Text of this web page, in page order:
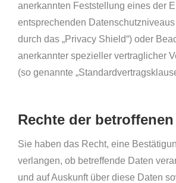
anerkannten Feststellung eines der
entsprechenden
durch das „Privacy Shield“) oder
anerkannter spezieller vertraglicher
(so genannte
Rechte der
Sie haben das Recht, eine
verlangen, ob betreffende Daten
und auf Auskunft über diese Daten